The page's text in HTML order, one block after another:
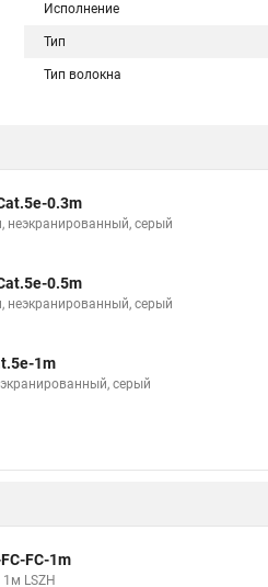
Исполнение
Тип
Тип волокна
0.3m
неэкранированный, серый
0.5m
неэкранированный, серый
1m
серый
FC-1m
LSZH